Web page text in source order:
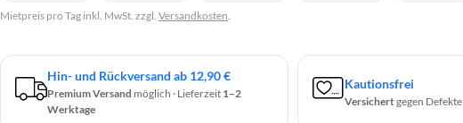
Mietpreis pro Tag inkl. MwSt. zzgl. Versandkosten.
Hin- und Rückversand ab 12,90 €
Premium Versand möglich · Lieferzeit 1–2
Werktage
Kautionsfrei
Versichertgegen Defekte